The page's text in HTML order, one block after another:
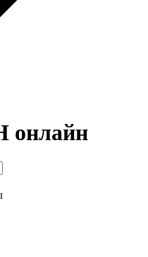
онлайн